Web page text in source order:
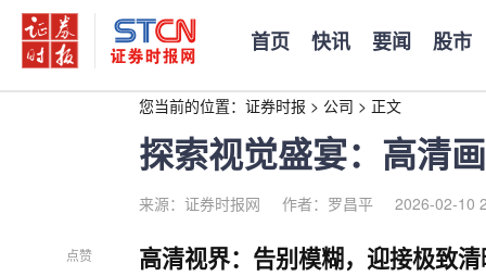
首页 快讯 要闻 股市
您当前的位置： 证券时报 > 公司 > 正文
探索视觉盛宴：高清
来源：证券时报网 作者：罗昌平 2026-02-10
点赞 高清视界：告别模糊，迎接极致